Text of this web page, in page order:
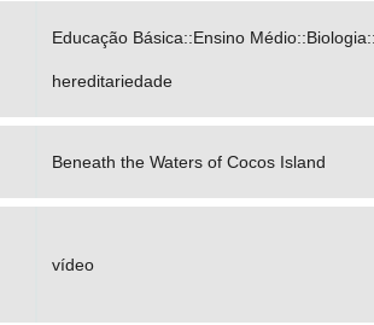
Educação Básica::Ensino
hereditariedade
Beneath the Waters of Cocos Island
vídeo